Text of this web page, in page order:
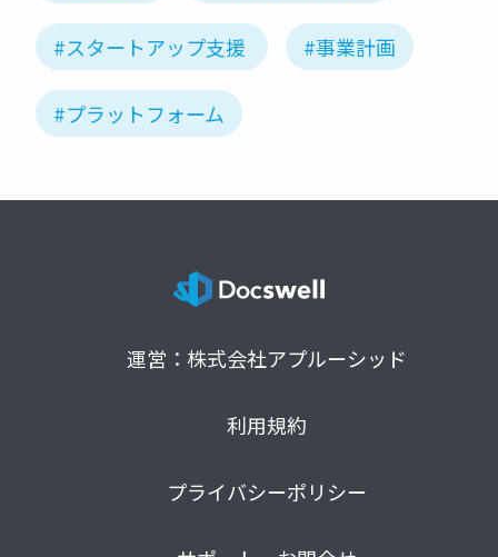
#スタートアップ支援 #事業計画
#プラットフォーム
運営：株式会社アプルーシッド
利用規約
プライバシーポリシー